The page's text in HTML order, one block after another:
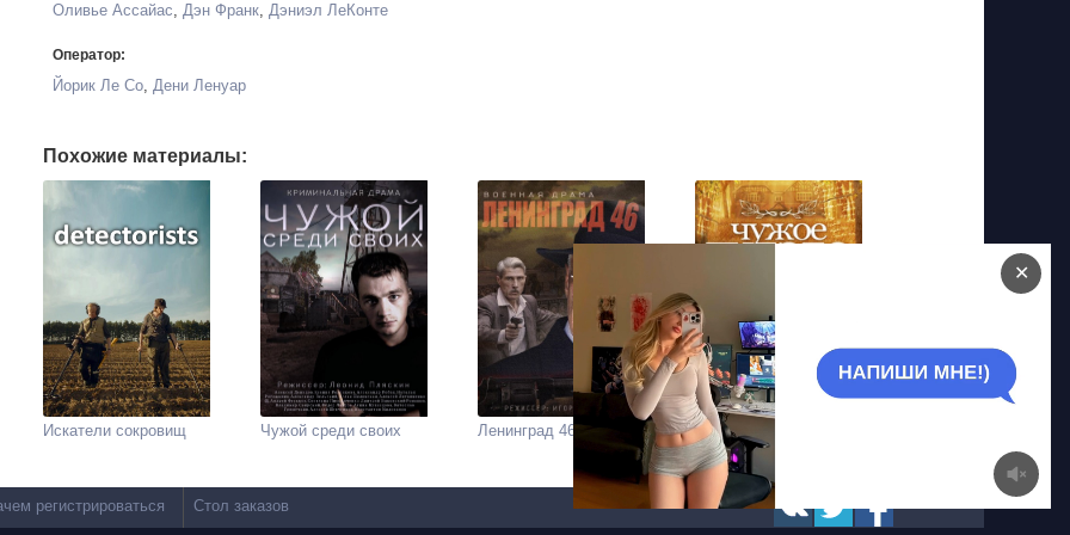
Оливье Ассайас, Дэн Франк, Дэниэл ЛеКонте
Оператор:
Йорик Ле Со, Дени Ленуар
Похожие материалы:
Чужое гнездо
Ленинград 46
Чужой среди своих
Искатели сокровищ
регистрироваться Стол заказов
✕